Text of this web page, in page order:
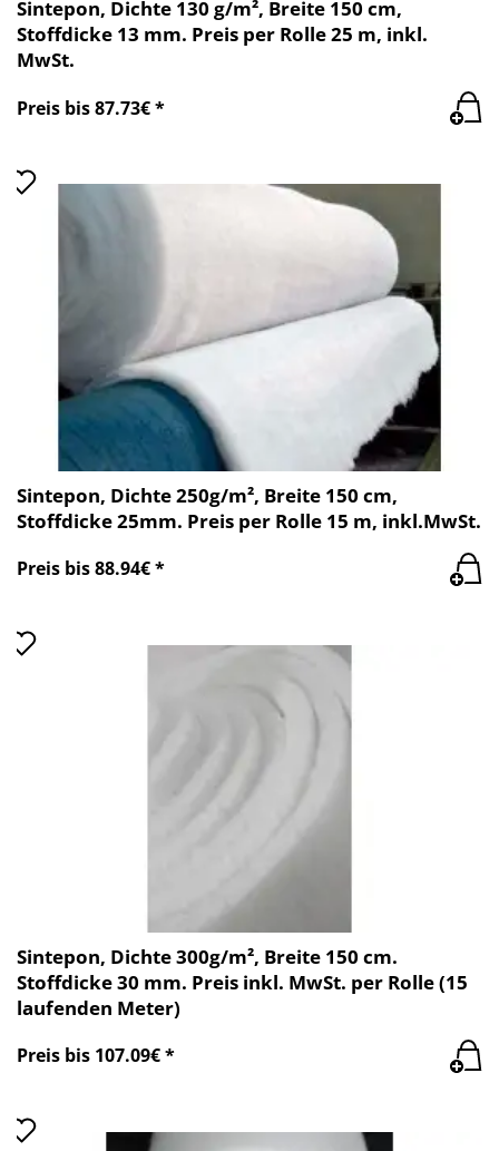
Sintepon, Dichte 130 g/m², Breite 150 cm,
Stoffdicke 13 mm. Preis per Rolle 25 m, inkl.
MwSt.
Preis bis 87.73€ *
Sintepon, Dichte 250g/m², Breite 150 cm,
Stoffdicke 25mm. Preis per Rolle 15 m, inkl.MwSt.
Preis bis 88.94€ *
Sintepon, Dichte 300g/m², Breite 150 cm.
Stoffdicke 30 mm. Preis inkl. MwSt. per Rolle (15
laufenden Meter)
Preis bis 107.09€ *